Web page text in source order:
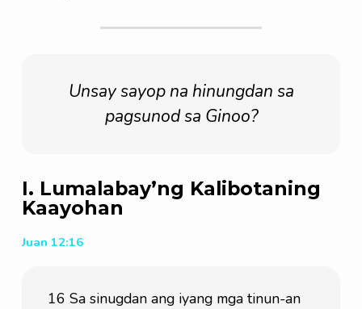
Unsay sayop na hinungdan sa
pagsunod sa Ginoo?
I. Lumalabay’ng Kalibotaning
Kaayohan
Juan 12:16
16 Sa sinugdan ang iyang mga tinun-an